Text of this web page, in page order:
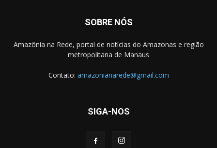
SOBRE NÓS
Amazônia na Rede, portal de notícias do Amazonas e região
metropolitana de Manaus
Contato: amazonianarede@gmail.com
SIGA-NOS